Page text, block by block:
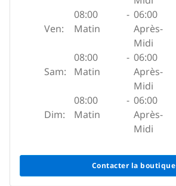
Ven:
08:00
Matin
- 06:00
Après-
Midi
Sam:
08:00
Matin
- 06:00
Après-
Midi
Dim:
08:00
Matin
- 06:00
Après-
Midi
Contacter la boutique